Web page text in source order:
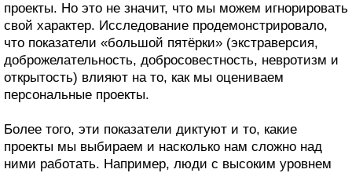
проекты. Но это не значит, что мы можем игнорировать
свой характер. Исследование продемонстрировало,
что показатели «большой пятёрки» (экстраверсия,
доброжелательность, добросовестность, невротизм и
открытость) влияют на то, как мы оцениваем
персональные проекты.
Более того, эти показатели диктуют и то, какие
проекты мы выбираем и насколько нам сложно над
ними работать. Например, люди с высоким уровнем